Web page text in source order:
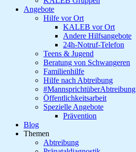
Angebote
Hilfe vor Ort
KALEB vor Ort
Andere Hilfsangebote
24h-Notruf-Telefon
Teens & Jugend
Beratung von Schwangeren
Familienhilfe
Hilfe nach Abtreibung
#MannsprichtüberAbtreibung
Öffentlichkeitsarbeit
Spezielle Angebote
Prävention
Blog
Themen
Abtreibung